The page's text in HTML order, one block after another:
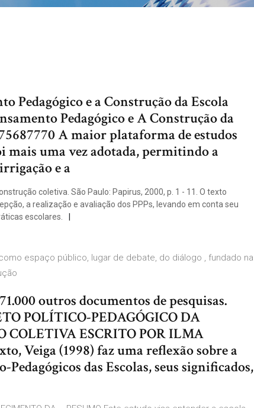
Pedagógico e a Construção da Escola
Pedagógico e A Construção da
A maior plataforma de estudos
uma vez adotada, permitindo a
e a
coletiva. São Paulo: Papirus, 2000, p. 1 - 11. O texto
a realização e avaliação dos PPPs, levando em conta seu
escolares.
espaço público, lugar de debate, do diálogo , fundado na
outros documentos de pesquisas.
POLÍTICO-PEDAGÓGICO DA
COLETIVA ESCRITO POR ILMA
Veiga (1998) faz uma reflexão sobre a
das Escolas, seus significados,